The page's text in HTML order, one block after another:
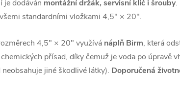
je dodáván montážní držák, servisní klíč i šrouby.
standardními vložkami 4,5" × 20".
4,5" × 20" využívá náplň Birm, která
přísad, díky čemuž je voda po úpravě
jiné škodlivé látky). Doporučená